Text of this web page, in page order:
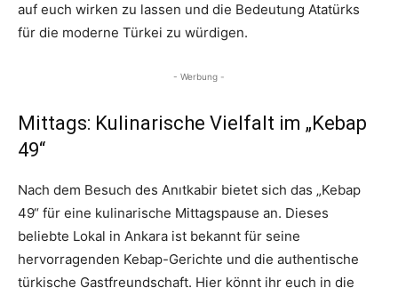
auf euch wirken zu lassen und die Bedeutung Atatürks
für die moderne Türkei zu würdigen.
- Werbung -
Mittags: Kulinarische Vielfalt im „Kebap
49“
Nach dem Besuch des Anıtkabir bietet sich das „Kebap
49“ für eine kulinarische Mittagspause an. Dieses
beliebte Lokal in Ankara ist bekannt für seine
hervorragenden Kebap-Gerichte und die authentische
türkische Gastfreundschaft. Hier könnt ihr euch in die